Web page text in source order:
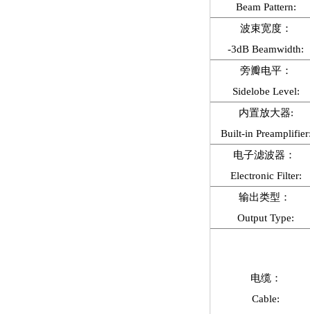
Beam Pattern:
波束宽度：
-3dB Beamwidth:
旁瓣电平：
Sidelobe Level:
内置放大器:
Built-in
电子滤波器：
Electronic Filter:
输出类型：
Output Type:
电缆：
Cable: